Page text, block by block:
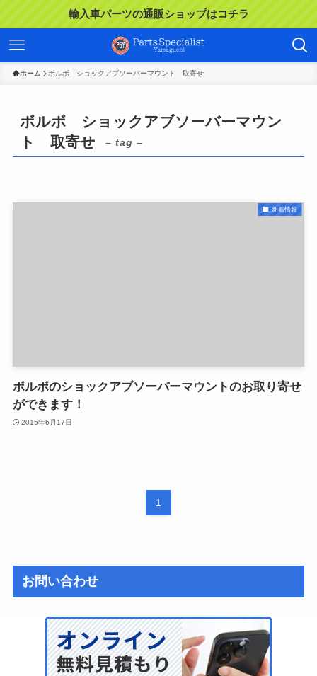
輸入車パーツの通販ショップはコチラ
ホーム ボルボ ショックアブソーバーマウント 取寄せ
ボルボ ショックアブソーバーマウン
ト 取寄せ
– tag –
新着情報
ボルボのショックアブソーバーマウントのお取り寄せ
ができます！
2015年6月17日
1
お問い合わせ